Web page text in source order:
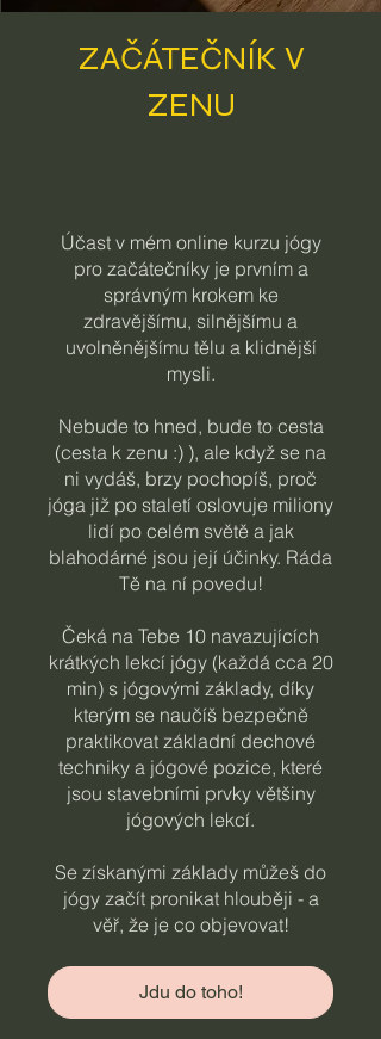
ZAČÁTEČNÍK V
ZENU
Účast v mém online kurzu jógy
pro začátečníky je prvním a
správným krokem ke
zdravějšímu, silnějšímu a
uvolněnějšímu tělu a klidnější
mysli.
Nebude to hned, bude to cesta
(cesta k zenu :) ), ale když se na
ni vydáš, brzy pochopíš, proč
jóga již po staletí oslovuje miliony
lidí po celém světě a jak
blahodárné jsou její účinky. Ráda
Tě na ní povedu!
Čeká na Tebe 10 navazujících
krátkých lekcí jógy (každá cca 20
min) s jógovými základy, díky
kterým se naučíš bezpečně
praktikovat základní dechové
techniky a jógové pozice, které
jsou stavebními prvky většiny
jógových lekcí.
Se získanými základy můžeš do
jógy začít pronikat hlouběji - a
věř, že je co objevovat!
Jdu do toho!